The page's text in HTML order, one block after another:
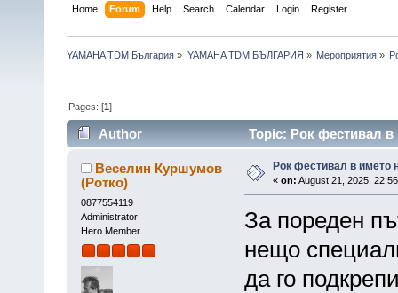
Home Forum Help Search Calendar Login Register
YAMAHA TDM България » YAMAHA TDM БЪЛГАРИЯ » Мероприятия»
Pages: [1]
Author Topic: Рок фестивал
Веселин Куршумов
(Ротко)
0877554119
Administrator
Hero Member
Рок фестивал в името
« on: August 21, 2025,
За пореден
нещо
да го